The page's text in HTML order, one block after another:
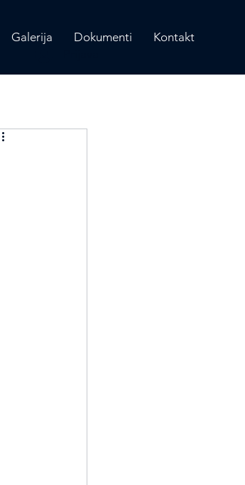
Galerija Dokumenti
Kontakt